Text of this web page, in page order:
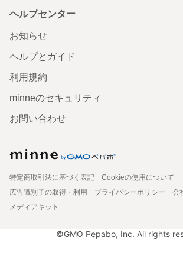
ヘルプセンター
お知らせ
ヘルプとガイド
利用規約
minneのセキュリティ
お問い合わせ
特定商取引法に基づく表記
Cookieの使用について
広告識別子の取得・利用
プライバシーポリシー 会
メディアキット
©GMO Pepabo, Inc. All rights